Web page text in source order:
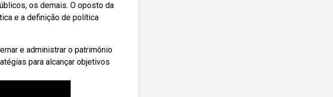
os demais. O oposto da
e a definição de política
e administrar o patrimônio
para alcançar objetivos